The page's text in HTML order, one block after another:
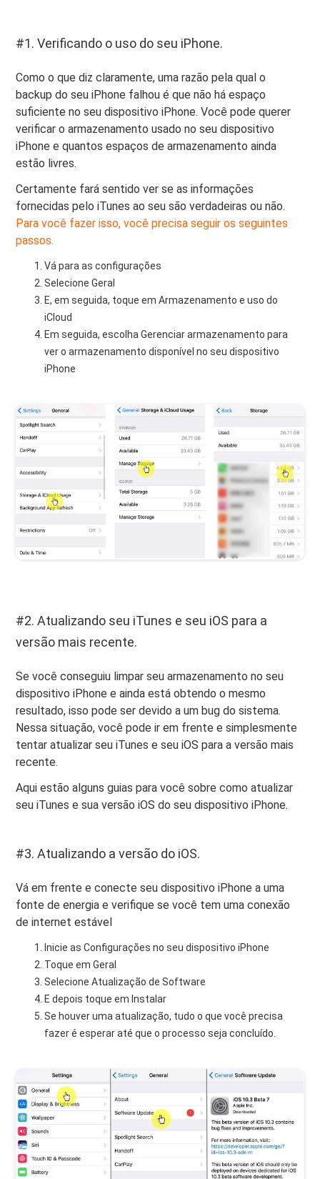
#1. Verificando o uso do seu iPhone.
Como o que diz claramente, uma razão pela qual o
backup do seu iPhone falhou é que não há espaço
suficiente no seu dispositivo iPhone. Você pode querer
verificar o armazenamento usado no seu dispositivo
iPhone e quantos espaços de armazenamento ainda
estão livres.
Certamente fará sentido ver se as informações
fornecidas pelo iTunes ao seu são verdadeiras ou não.
Para você fazer isso, você precisa seguir os seguintes
passos.
Vá para as configurações
Selecione Geral
E, em seguida, toque em Armazenamento e uso do
iCloud
Em seguida, escolha Gerenciar armazenamento para
ver o armazenamento disponível no seu dispositivo
iPhone
#2. Atualizando seu iTunes e seu iOS para a
versão mais recente.
Se você conseguiu limpar seu armazenamento no seu
dispositivo iPhone e ainda está obtendo o mesmo
resultado, isso pode ser devido a um bug do sistema.
Nessa situação, você pode ir em frente e simplesmente
tentar atualizar seu iTunes e seu iOS para a versão mais
recente.
Aqui estão alguns guias para você sobre como atualizar
seu iTunes e sua versão iOS do seu dispositivo iPhone.
#3. Atualizando a versão do iOS.
Vá em frente e conecte seu dispositivo iPhone a uma
fonte de energia e verifique se você tem uma conexão
de internet estável
Inicie as Configurações no seu dispositivo iPhone
Toque em Geral
Selecione Atualização de Software
E depois toque em Instalar
Se houver uma atualização, tudo o que você precisa
fazer é esperar até que o processo seja concluído.